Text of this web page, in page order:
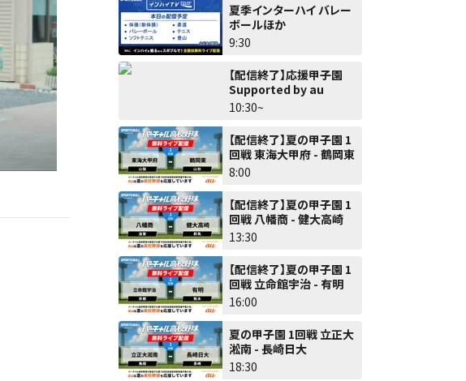
夏季インターハイ バレー
ボールほか
9:30
【配信終了】応援甲子園
Supported by au
10:30~
【配信終了】夏の甲子園 1
回戦 東海大甲府 - 鶴岡東
8:00
【配信終了】夏の甲子園 1
回戦 八幡商 - 健大高崎
13:30
【配信終了】夏の甲子園 1
回戦 立命館宇治 - 有明
16:00
夏の甲子園 1回戦 立正大
淞南 - 長崎日大
18:30